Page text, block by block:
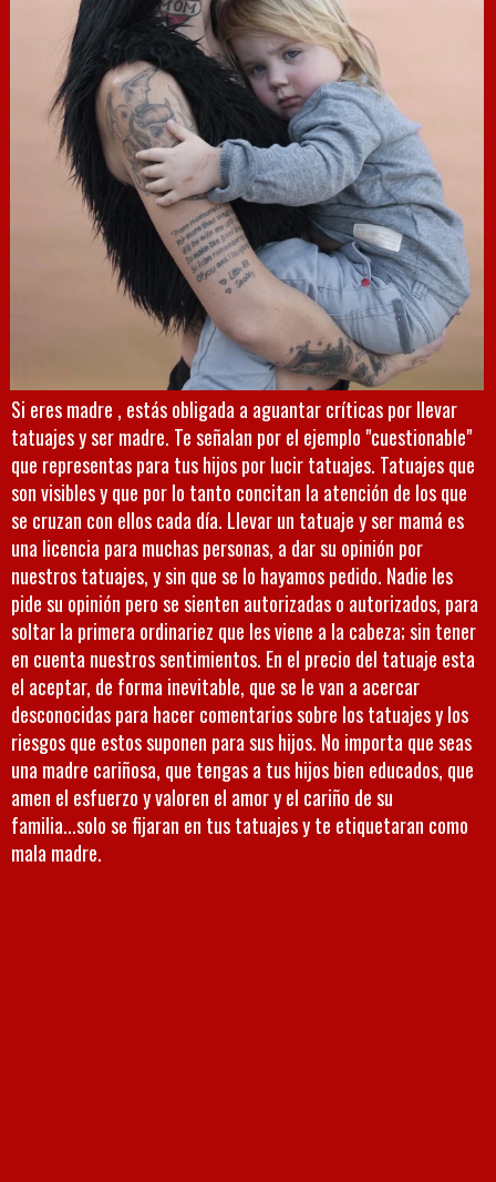
Si eres madre , estás obligada a aguantar críticas por llevar
tatuajes y ser madre. Te señalan por el ejemplo "cuestionable"
que representas para tus hijos por lucir tatuajes. Tatuajes que
son visibles y que por lo tanto concitan la atención de los que
se cruzan con ellos cada día. Llevar un tatuaje y ser mamá es
una licencia para muchas personas, a dar su opinión por
nuestros tatuajes, y sin que se lo hayamos pedido. Nadie les
pide su opinión pero se sienten autorizadas o autorizados, para
soltar la primera ordinariez que les viene a la cabeza; sin tener
en cuenta nuestros sentimientos. En el precio del tatuaje esta
el aceptar, de forma inevitable, que se le van a acercar
desconocidas para hacer comentarios sobre los tatuajes y los
riesgos que estos suponen para sus hijos. No importa que seas
una madre cariñosa, que tengas a tus hijos bien educados, que
amen el esfuerzo y valoren el amor y el cariño de su
familia...solo se fijaran en tus tatuajes y te etiquetaran como
mala madre.